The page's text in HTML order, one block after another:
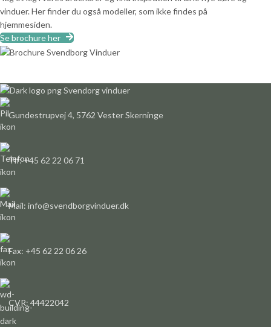
vinduer. Her finder du også modeller, som ikke findes på
hjemmesiden.
Se brochure her
Gundestrupvej 4, 5762 Vester Skerninge
Tlf: +45 62 22 06 71
Mail: info@svendborgvinduer.dk
Fax: +45 62 22 06 26
CVR: 44422042